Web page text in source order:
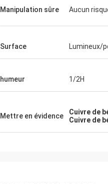
Manipulation sûre Aucun
Surface Lumineux/
humeur 1/2H
Mettre en évidence Cuivre de
Cuivre de